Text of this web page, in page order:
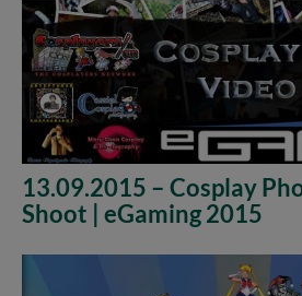
13.09.2015 – Cosplay
Shoot | eGaming 2015